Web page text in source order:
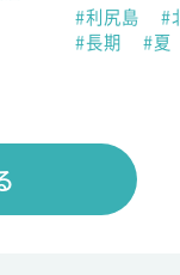
#利尻島
#
#長期
#夏